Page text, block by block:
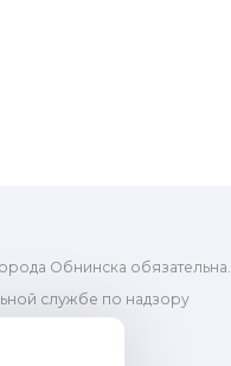
Обнинска обязательна.
службе по надзору